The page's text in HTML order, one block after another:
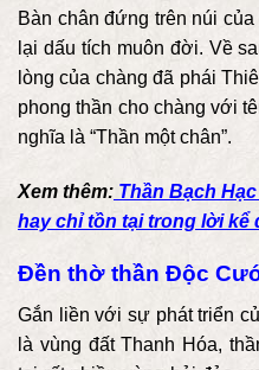
Bàn chân đứng trên núi
lại dấu tích muôn đời. Về
lòng của chàng đã phái
phong thần cho chàng với
nghĩa là “Thần một chân”.
Xem thêm: Thần Bạch
hay chỉ tồn tại trong lời kể
Đền thờ thần Độc
Gắn liền với sự phát triển
là vùng đất Thanh Hóa,